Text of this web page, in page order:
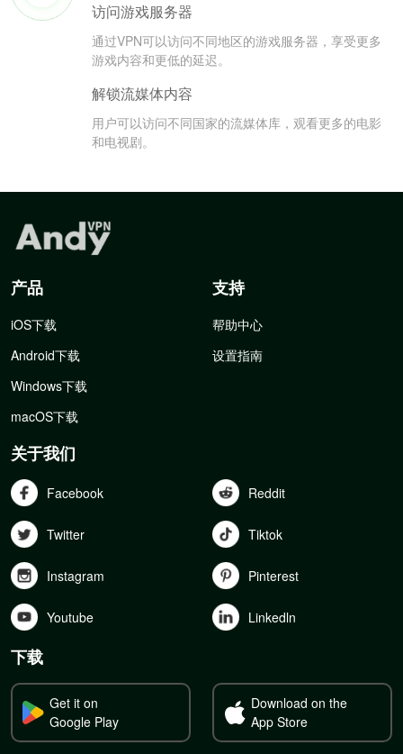
访问游戏服务器
通过VPN可以访问不同地区的游戏服务器，享受更多
游戏内容和更低的延迟。
解锁流媒体内容
用户可以访问不同国家的流媒体库，观看更多的电影
和电视剧。
产品
iOS下载
Android下载
Windows下载
macOS下载
支持
帮助中心
设置指南
关于我们
Facebook Reddit
Twitter Tiktok
Instagram Pinterest
Youtube Linkedln
下载
Get it on
Google Play
Download on the
App Store